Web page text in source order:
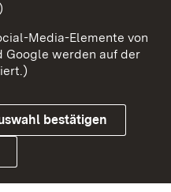
Media-Elemente von
Google werden auf der
bestätigen